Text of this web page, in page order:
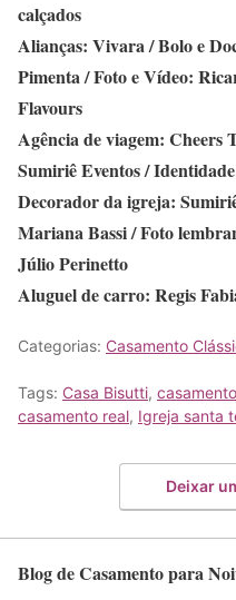
calçados
Alianças: Vivara / Bolo e
Pimenta / Foto e Vídeo:
Flavours
Agência de viagem: Cheers
Sumiriê Eventos /
Decorador da igreja:
Mariana Bassi / Foto
Júlio Perinetto
Aluguel de carro: Regis
Categorias: Casamento
Tags: Casa Bisutti,
casamento real, Igreja santa
Deixar
Blog de Casamento para